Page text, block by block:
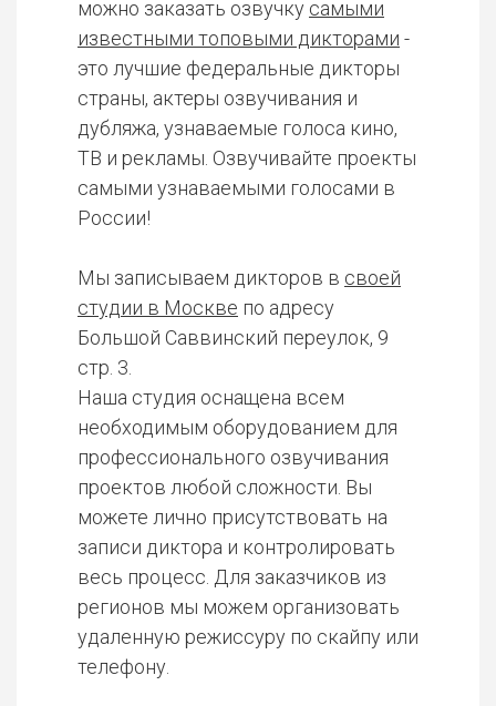
можно заказать озвучку самыми
известными топовыми дикторами -
это лучшие федеральные дикторы
страны, актеры озвучивания и
дубляжа, узнаваемые голоса кино,
ТВ и рекламы. Озвучивайте проекты
самыми узнаваемыми голосами в
России!
Мы записываем дикторов в своей
студии в Москве по адресу
Большой Саввинский переулок, 9
стр. 3.
Наша студия оснащена всем
необходимым оборудованием для
профессионального озвучивания
проектов любой сложности. Вы
можете лично присутствовать на
записи диктора и контролировать
весь процесс. Для заказчиков из
регионов мы можем организовать
удаленную режиссуру по скайпу или
телефону.